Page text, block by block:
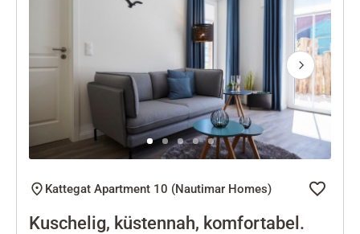
Next
Kattegat Apartment 10 (Nautimar Homes)
Kuschelig, küstennah, komfortabel.